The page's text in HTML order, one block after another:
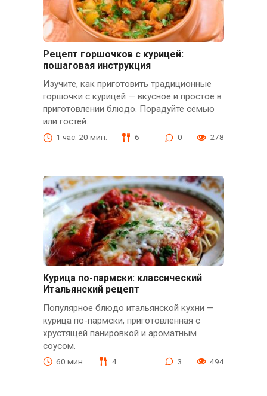
Рецепт горшочков с курицей:
пошаговая инструкция
Изучите, как приготовить традиционные
горшочки с курицей — вкусное и простое в
приготовлении блюдо. Порадуйте семью
или гостей.
1 час. 20 мин. 6 0 278
Курица по-пармски: классический
Итальянский рецепт
Популярное блюдо итальянской кухни —
курица по-пармски, приготовленная с
хрустящей панировкой и ароматным
соусом.
60 мин. 4 3 494